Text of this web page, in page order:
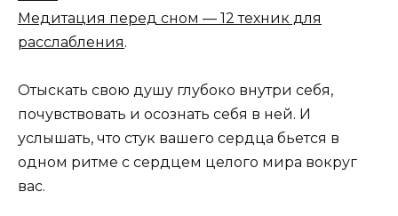
Медитация перед сном — 12 техник для
расслабления.
Отыскать свою душу глубоко внутри себя,
почувствовать и осознать себя в ней. И
услышать, что стук вашего сердца бьется в
одном ритме с сердцем целого мира вокруг
вас.